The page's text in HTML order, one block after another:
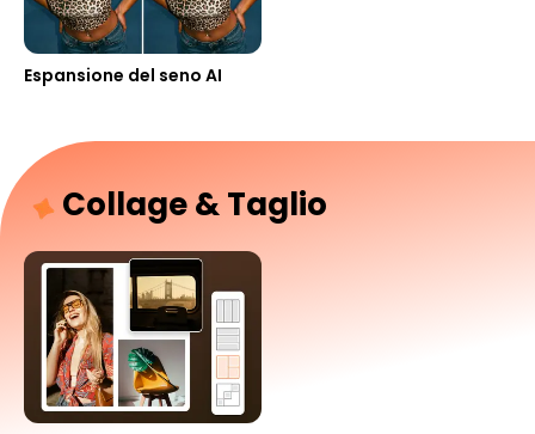
Espansione del seno AI
Collage & Taglio